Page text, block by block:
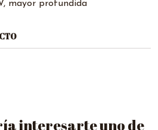
mayor profundida
interesarte uno de